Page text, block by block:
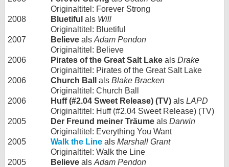
Originaltitel: Forever Strong
2008
Bluetiful als Will
Originaltitel: Bluetiful
2007
Believe als Adam Pendon
Originaltitel: Believe
2006
Pirates of the Great Salt Lake als Drake
Originaltitel: Pirates of the Great Salt Lake
2006
Church Ball als Blake Bracken
Originaltitel: Church Ball
2006
Huff (#2.04 Sweet Release) (TV) als LAPD
Originaltitel: Huff (#2.04 Sweet Release) (TV)
2005
Der Freund meiner Träume als Darwin
Originaltitel: Everything You Want
2005
Walk the Line als Marshall Grant
Originaltitel: Walk the Line
2005
Believe als Adam Pendon